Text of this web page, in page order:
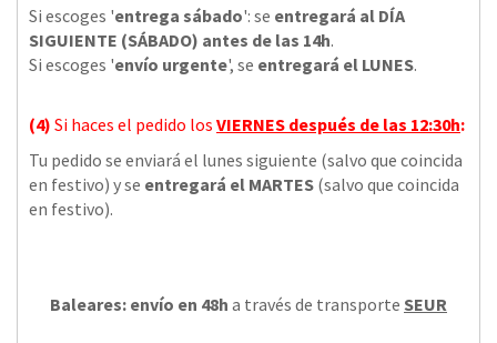
Si escoges 'entrega sábado': se entregará al DÍA
SIGUIENTE (SÁBADO) antes de las 14h.
Si escoges 'envío urgente', se entregará el LUNES.
(4) Si haces el pedido los VIERNES después de las 12:30h:
Tu pedido se enviará el lunes siguiente (salvo que coincida
en festivo) y se entregará el MARTES (salvo que coincida
en festivo).
Baleares: envío en 48h a través de transporte SEUR